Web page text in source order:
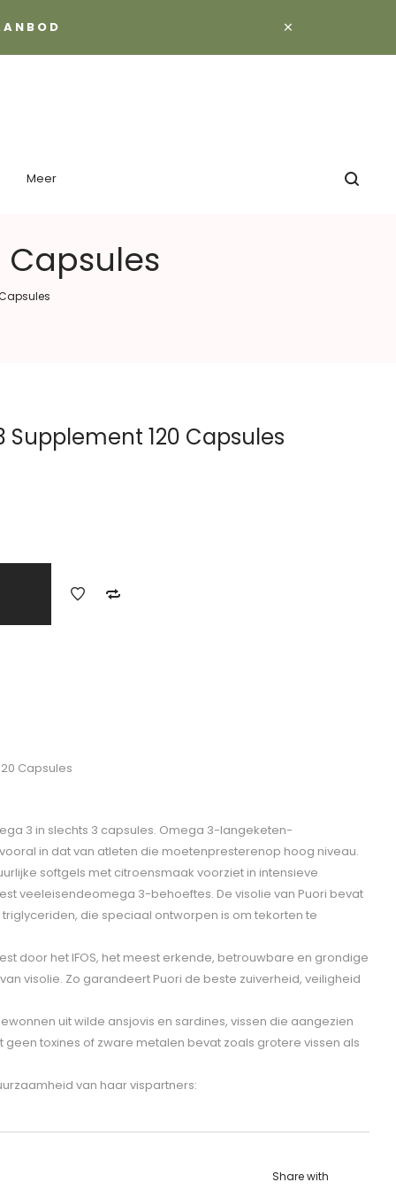
×
Meer
Capsules
Supplement 120 Capsules
Capsules
3 in slechts 3 capsules. Omega 3-langeketen-
in dat van atleten die moetenpresterenop hoog niveau.
softgels met citroensmaak voorziet in intensieve
veeleisendeomega 3-behoeftes. De visolie van Puori bevat
die speciaal ontworpen is om tekorten te
door het IFOS, het meest erkende, betrouwbare en grondige
visolie. Zo garandeert Puori de beste zuiverheid, veiligheid
uit wilde ansjovis en sardines, vissen die aangezien
toxines of zware metalen bevat zoals grotere vissen als
van haar vispartners:
Share with